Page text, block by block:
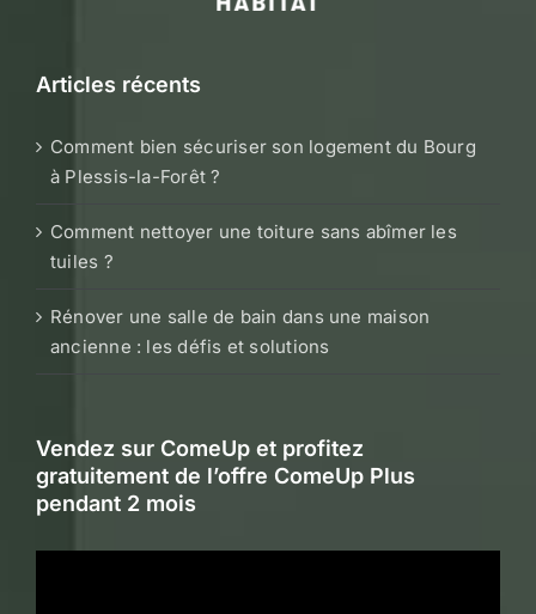
Articles récents
Comment bien sécuriser son logement du Bourg
à Plessis-la-Forêt ?
Comment nettoyer une toiture sans abîmer les
tuiles ?
Rénover une salle de bain dans une maison
ancienne : les défis et solutions
Vendez sur ComeUp et profitez
gratuitement de l’offre ComeUp Plus
pendant 2 mois